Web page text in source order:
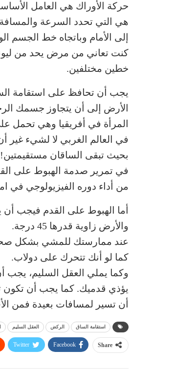
حركة الأوراك هي العامل
هي التي تحدد السرعة
إلى الأمام وباتجاه خط الجسم
كنت تعاني من مرض يحد من
خطين مختلفين.
يجب أن تحافظ على استقامة
الأرض إلى أن يتجاوز جسمك
المرأة في أفريقيا وهي تحمل
في العالم الغربي لا لشيء غير
بحيث تبقى الساقان
في تمرير صدمة الهبوط على
من أداء دوره الفيزيولوجي
أما الهبوط على القدم فيجب
والأرض زاوية قدرها 45 درجة.
عند ممارستك للمشي بشكل
كما لو أنك تتحرك على دولاب.
وكما يملي العقل السليم، يجب
يؤذي قدميك. كما يجب أن تكون
أن تسير لمسافات بعيدة فمن
استقامة الساق الركض العقل السليم
Share
Facebook
Twitter